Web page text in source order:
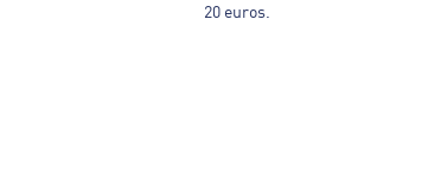
20 euros.